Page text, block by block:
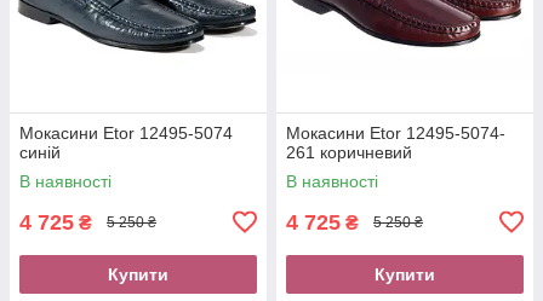
Мокасини Etor 12495-5074
синій
В наявності
4 725 ₴ 5 250 ₴
Купити
Мокасини Etor 12495-5074-
261 коричневий
В наявності
4 725 ₴ 5 250 ₴
Купити